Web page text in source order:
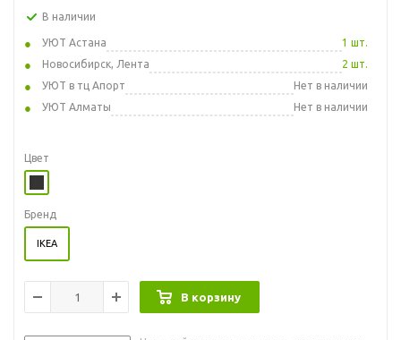
В наличии
УЮТ Астана
1 шт.
Новосибирск, Лента
2 шт.
УЮТ в тц Апорт
Нет в наличии
УЮТ Алматы
Нет в наличии
Цвет
Бренд
IKEA
В корзину